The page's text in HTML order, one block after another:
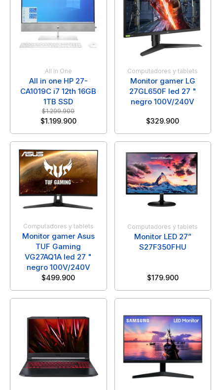
All In One
All in one HP 27-
CA1019C i7 12th 16GB
1TB SSD
$1.299.900
$1.199.900
Computadores y tablets
Monitor gamer LG
27GL650F led 27 "
negro 100V/240V
$329.900
Computadores y tablets
Monitor gamer Asus
TUF Gaming
VG27AQ1A led 27 "
negro 100V/240V
$499.900
Computadores y tablets
Monitor LED 27”
S27F350FHU
$179.900